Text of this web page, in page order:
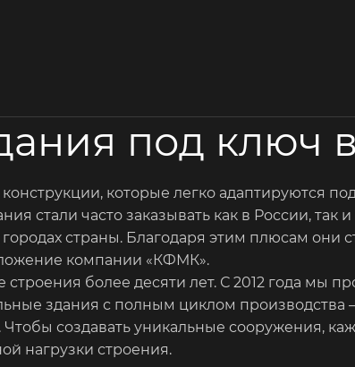
под ключ
которые легко адаптируются
стали часто заказывать как в России,
страны. Благодаря этим плюсам
компании «КФМК».
более десяти лет. С 2012 года мы
здания с полным циклом производства
создавать уникальные сооружения,
нагрузки строения.